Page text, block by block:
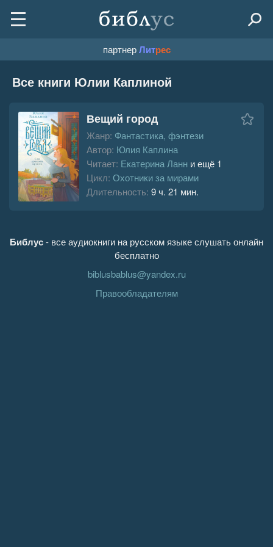
партнерЛитрес
Все книги Юлии Каплиной
Вещий город
Жанр: Фантастика, фэнтези
Автор: Юлия Каплина
Читает: Екатерина Ланн и ещё 1
Цикл: Охотники за мирами
Длительность: 9 ч. 21 мин.
Библус- все аудиокниги на русском языке слушать онлайн
бесплатно
biblusbablus@yandex.ru
Правообладателям